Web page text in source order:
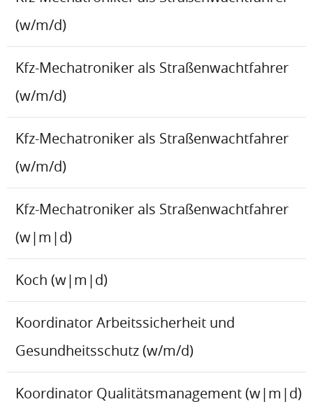
(w/m/d)
Kfz-Mechatroniker als Straßenwachtfahrer
(w/m/d)
Kfz-Mechatroniker als Straßenwachtfahrer
(w/m/d)
Kfz-Mechatroniker als Straßenwachtfahrer
(w|m|d)
Koch (w|m|d)
Koordinator Arbeitssicherheit und
Gesundheitsschutz (w/m/d)
Koordinator Qualitätsmanagement (w|m|d)